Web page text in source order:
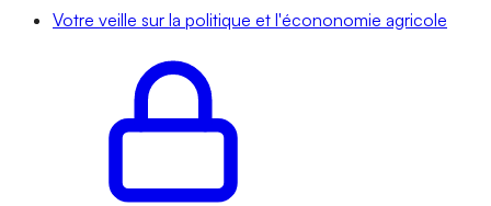
Votre veille sur la politique et l'écononomie agricole